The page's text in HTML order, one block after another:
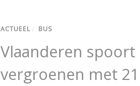
ACTUEEL/ BUS
Vlaanderen
vergroenen met